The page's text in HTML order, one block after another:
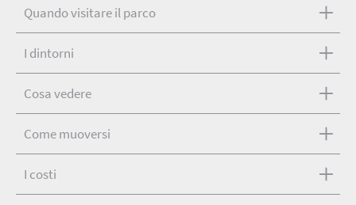
Quando visitare il parco
I dintorni
Cosa vedere
Come muoversi
I costi